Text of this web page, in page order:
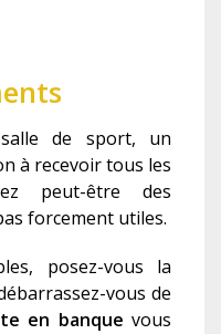
de sport, un
à recevoir tous les
peut-être des
forcement utiles.
posez-vous la
vous de
en banque vous